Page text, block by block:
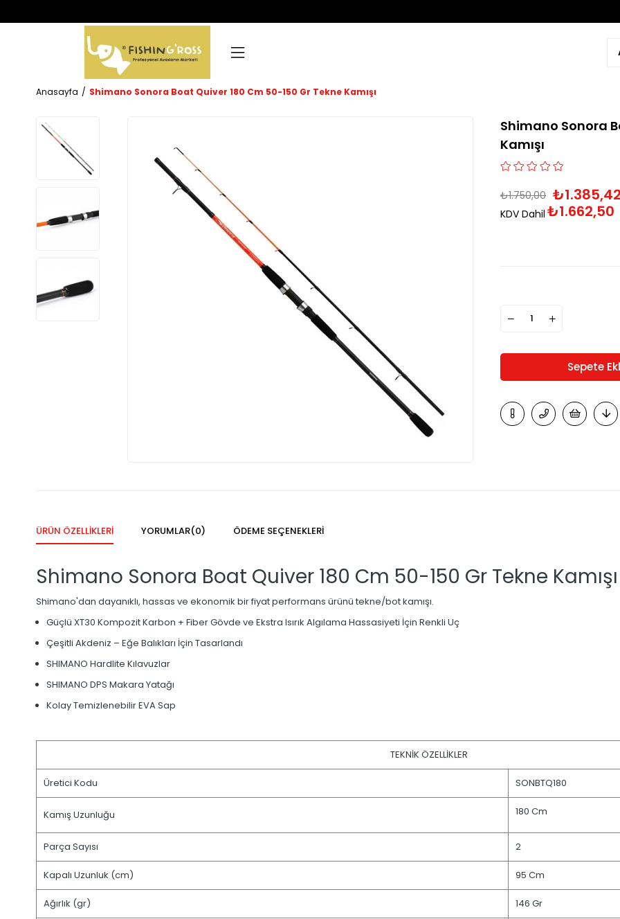
Anasayfa Shimano Sonora Boat Quiver 180 Cm 50-150 Gr Tekne Kamışı
Shimano Sonora
Kamışı
₺1.750,00
KDV Dahil ₺1.662,50
ÜRÜN ÖZELLIKLERI YORUMLAR(0) ÖDEME SEÇENEKLERI
Shimano Sonora Boat Quiver 180 Cm 50-150 Gr Tekne Kamışı
Shimano'dan dayanıklı, hassas ve ekonomik bir fiyat performans ürünü tekne/bot kamışı.
Güçlü XT30 Kompozit Karbon + Fiber Gövde ve Ekstra Isırık Algılama Hassasiyeti İçin Renkli Uç
Çeşitli Akdeniz – Eğe Balıkları İçin Tasarlandı
SHIMANO Hardlite Kılavuzlar
SHIMANO DPS Makara Yatağı
Kolay Temizlenebilir EVA Sap
TEKNİK ÖZELLİKLER
Üretici Kodu SONBTQ180
Kamış Uzunluğu 180 Cm
Parça Sayısı 2
Kapalı Uzunluk (cm) 95 Cm
Ağırlık (gr) 146 Gr